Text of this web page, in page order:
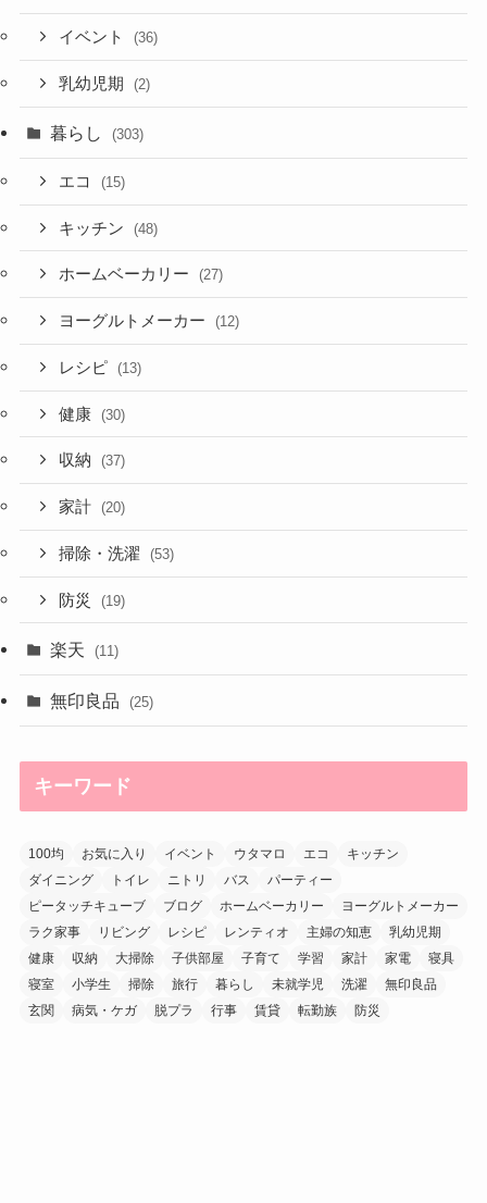
イベント (36)
乳幼児期 (2)
暮らし (303)
エコ (15)
キッチン (48)
ホームベーカリー (27)
ヨーグルトメーカー (12)
レシピ (13)
健康 (30)
収納 (37)
家計 (20)
掃除・洗濯 (53)
防災 (19)
楽天 (11)
無印良品 (25)
キーワード
100均 お気に入り イベント ウタマロ エコ
キッチン
ダイニング
トイレ ニトリ バス
パーティー
ピータッチキューブ
ブログ ホームベーカリー
ヨーグルトメーカー
ラク家事
リビング レシピ レンティオ 主婦の知恵
乳幼児期
健康
収納 大掃除 子供部屋 子育て 学習 家計 家電
寝具
寝室
小学生 掃除 旅行 暮らし 未就学児 洗濯
無印良品
玄関
病気・ケガ 脱プラ 行事 賃貸 転勤族 防災